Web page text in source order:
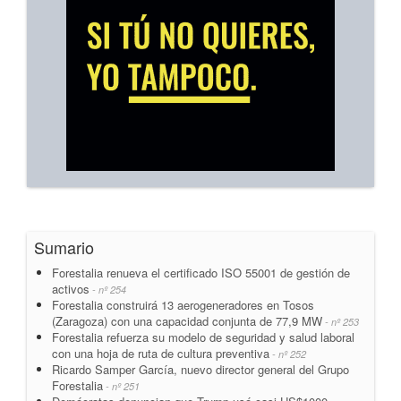
Sumario
Forestalia renueva el certificado ISO 55001 de gestión de
activos - nº 254
Forestalia construirá 13 aerogeneradores en Tosos
(Zaragoza) con una capacidad conjunta de 77,9 MW - nº 253
Forestalia refuerza su modelo de seguridad y salud laboral
con una hoja de ruta de cultura preventiva - nº 252
Ricardo Samper García, nuevo director general del Grupo
Forestalia - nº 251